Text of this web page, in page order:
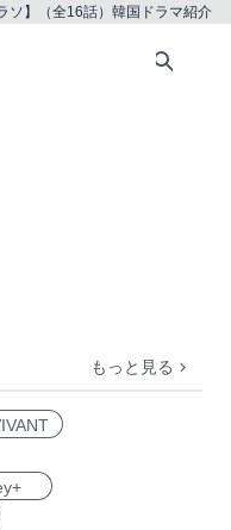
ソ】（全16話）韓国ドラマ紹介
もっと見る